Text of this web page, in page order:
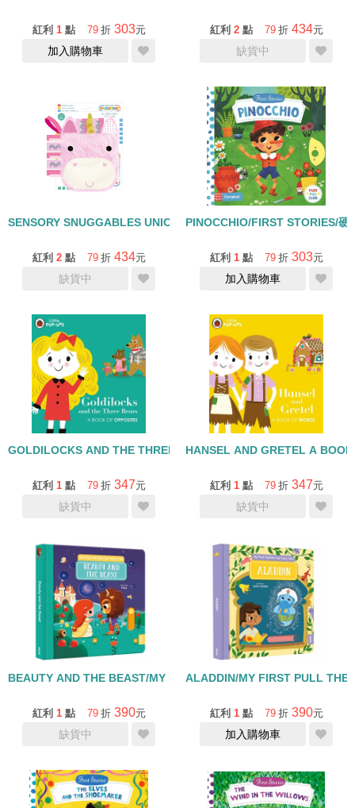
紅利 1 點 79 折 303元
加入購物車
紅利 2 點 79 折 434元
缺貨中
SENSORY SNUGGABLES UNICORN PUPPET SOFT BOOK/布書
紅利 2 點 79 折 434元
缺貨中
PINOCCHIO/FIRST STORIES/硬
紅利 1 點 79 折 303元
加入購物車
GOLDILOCKS AND THE THREE BEARS BOOK A OF
紅利 1 點 79 折 347元
缺貨中
HANSEL AND GRETEL A
紅利 1 點 79 折 347元
缺貨中
BEAUTY AND THE BEAST/MY FIRST PULL THE TAB FAIRY
紅利 1 點 79 折 390元
缺貨中
ALADDIN/MY FIRST PULL THE
紅利 1 點 79 折 390元
加入購物車